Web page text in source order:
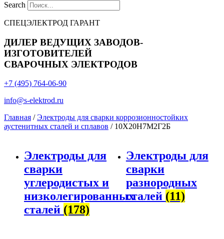
Search
СПЕЦЭЛЕКТРОД ГАРАНТ
ДИЛЕР ВЕДУЩИХ ЗАВОДОВ-
ИЗГОТОВИТЕЛЕЙ
СВАРОЧНЫХ ЭЛЕКТРОДОВ
+7 (495) 764-06-90
info@s-elektrod.ru
Главная /Электроды для сварки коррозионностойких
аустенитных сталей и сплавов / 10Х20Н7М2Г2Б
Электроды для
сварки
углеродистых и
низколегированных
сталей (178)
Электроды для
сварки
разнородных
сталей (11)